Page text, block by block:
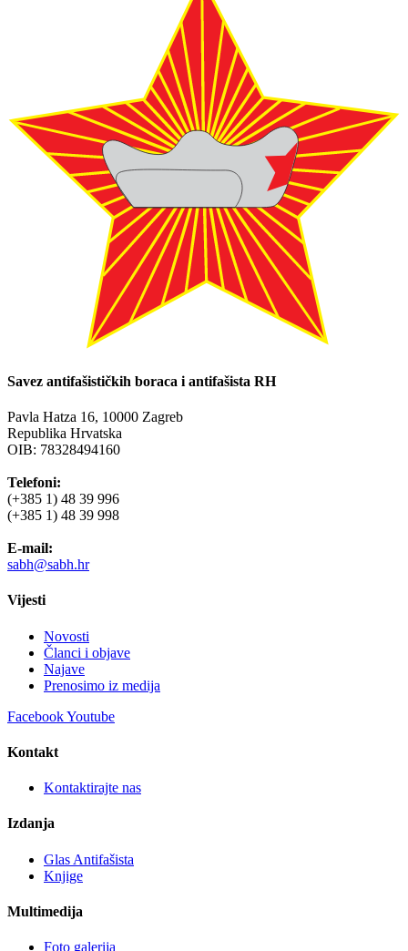
Savez antifašističkih boraca i antifašista RH
Pavla Hatza 16, 10000 Zagreb
Republika Hrvatska
OIB: 78328494160
Telefoni:
(+385 1) 48 39 996
(+385 1) 48 39 998
E-mail:
sabh@sabh.hr
Vijesti
Novosti
Članci i objave
Najave
Prenosimo iz medija
FacebookYoutube
Kontakt
Kontaktirajte nas
Izdanja
Glas Antifašista
Knjige
Multimedija
Foto galerija